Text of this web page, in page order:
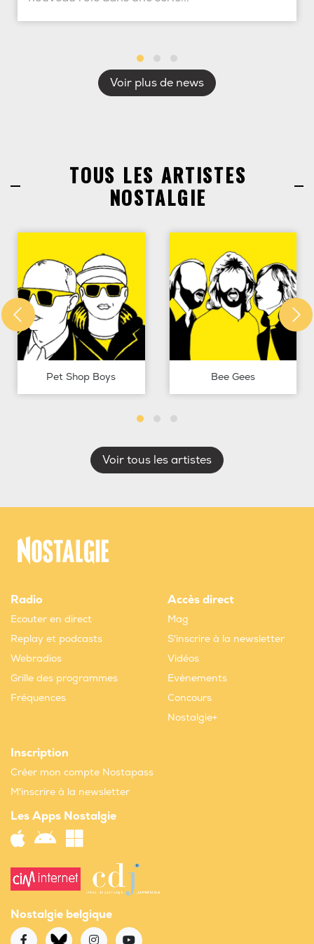
Voir plus de news
TOUS LES ARTISTES
NOSTALGIE
Pet Shop Boys Bee Gees
Voir tous les artistes
Radio
Ecouter en direct
Replay et podcasts
Webradios
Grille des programmes
Fréquences
Accès direct
Mag
S'inscrire à la newsletter
Vidéos
Evènements
Concours
Nostalgie+
Inscription
Créer mon compte Nostapass
M'inscrire à la newsletter
Les Apps Nostalgie
Nostalgie belgique